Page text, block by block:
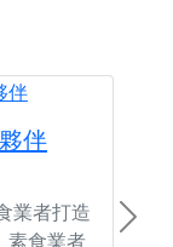
伴
業者打造
素食業者
Next